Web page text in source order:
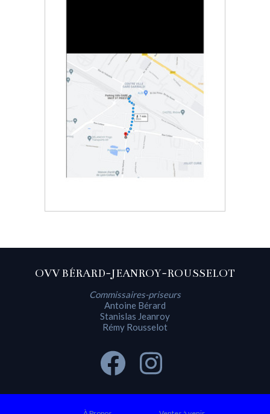
OVV BÉRARD-JEANROY-ROUSSELOT
Commissaires-priseurs
Antoine Bérard
Stanislas Jeanroy
Rémy Rousselot